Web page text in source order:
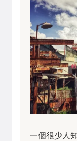
一個很少人